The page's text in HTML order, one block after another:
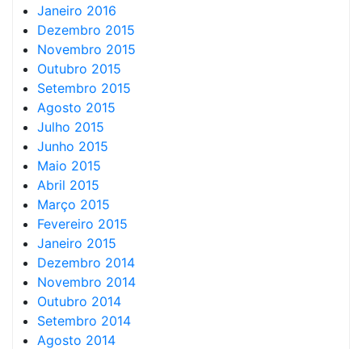
Janeiro 2016
Dezembro 2015
Novembro 2015
Outubro 2015
Setembro 2015
Agosto 2015
Julho 2015
Junho 2015
Maio 2015
Abril 2015
Março 2015
Fevereiro 2015
Janeiro 2015
Dezembro 2014
Novembro 2014
Outubro 2014
Setembro 2014
Agosto 2014